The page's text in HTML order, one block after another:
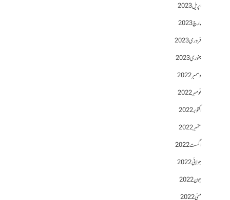
اپریل 2023
مارچ 2023
فروری 2023
جنوری 2023
دسمبر 2022
نومبر 2022
اکتوبر 2022
ستمبر 2022
اگست 2022
جولائی 2022
جون 2022